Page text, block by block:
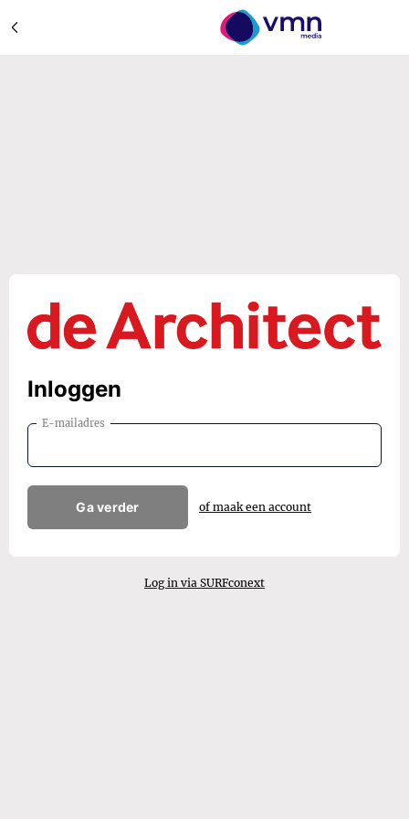
Inloggen
E-mailadres
Ga verder of maak een account
Log in via SURFconext